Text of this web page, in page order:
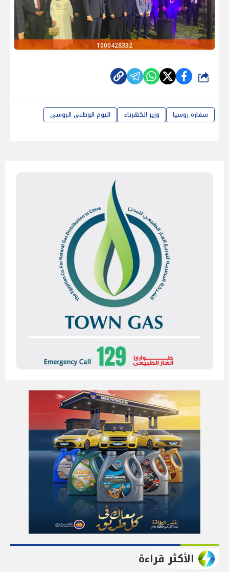
1000428332
شارك
سفارة روسيا وزير الكهرباء اليوم الوطني الروسي
الأكثر قراءة